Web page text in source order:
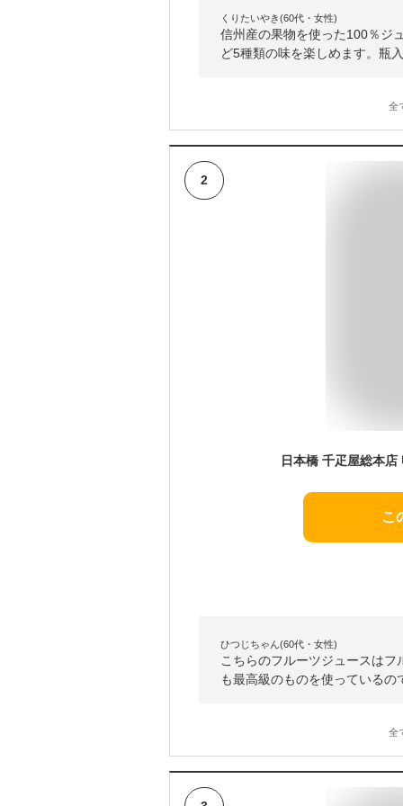
くりたいやき(60代・女性)
信州産の果物を使った100％ジ
ど5種類の味を楽しめます。瓶
全
2
こ
ひつじちゃん(60代・女性)
こちらのフルーツジュースは
も最高級のものを使っている
全